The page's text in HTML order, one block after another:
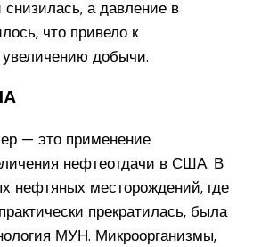
снизилась, а давление в
что привело к
добычи.
— это применение
нефтеотдачи в США. В
нефтяных месторождений, где
прекратилась, была
МУН. Микроорганизмы,